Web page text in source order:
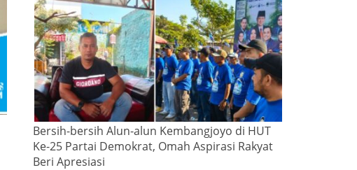
Bersih-bersih Alun-alun Kembangjoyo di HUT
Ke-25 Partai Demokrat, Omah Aspirasi Rakyat
Beri Apresiasi